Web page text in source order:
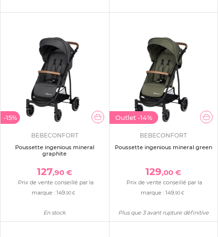
-15%
BEBECONFORT
Poussette ingenious mineral
graphite
127,90 €
Prix de vente conseillé par la
marque :149,90 €
En stock
Outlet -14%
BEBECONFORT
Poussette ingenious mineral green
129,00 €
Prix de vente conseillé par la
marque : 149,90 €
Plus que 3 avant rupture définitive